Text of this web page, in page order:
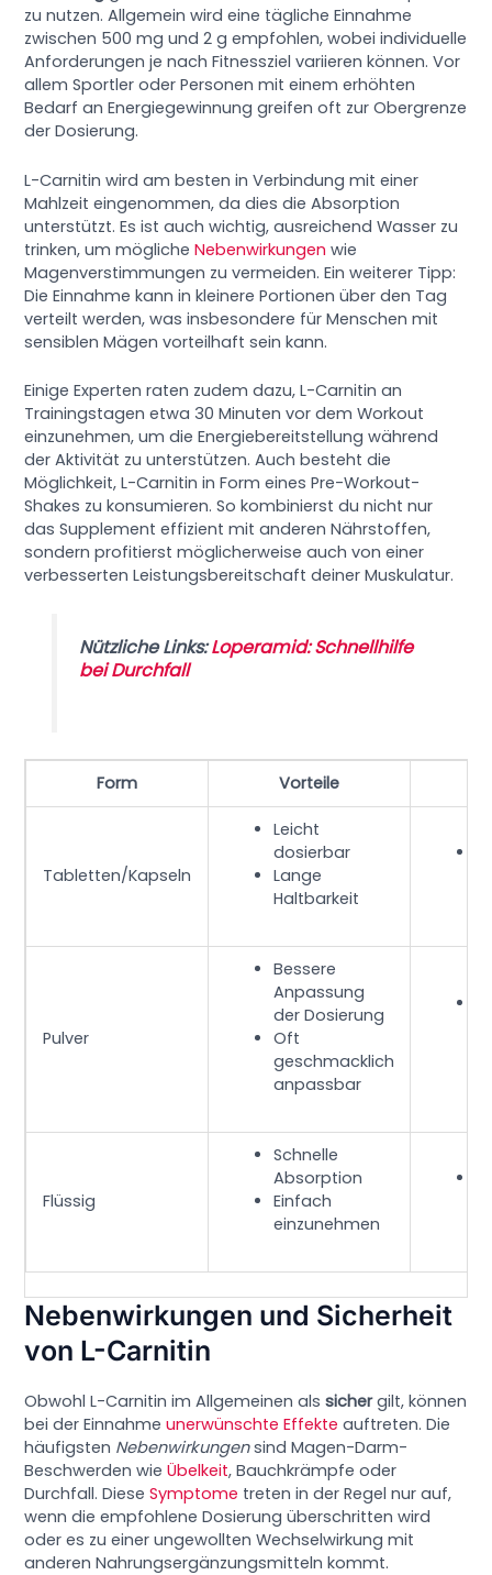
zu nutzen. Allgemein wird eine tägliche Einnahme
zwischen 500 mg und 2 g empfohlen, wobei individuelle
Anforderungen je nach Fitnessziel variieren können. Vor
allem Sportler oder Personen mit einem erhöhten
Bedarf an Energiegewinnung greifen oft zur Obergrenze
der Dosierung.
L-Carnitin wird am besten in Verbindung mit einer
Mahlzeit eingenommen, da dies die Absorption
unterstützt. Es ist auch wichtig, ausreichend Wasser zu
trinken, um möglicheNebenwirkungen wie
Magenverstimmungen zu vermeiden. Ein weiterer Tipp:
Die Einnahme kann in kleinere Portionen über den Tag
verteilt werden, was insbesondere für Menschen mit
sensiblen Mägen vorteilhaft sein kann.
Einige Experten raten zudem dazu, L-Carnitin an
Trainingstagen etwa 30 Minuten vor dem Workout
einzunehmen, um die Energiebereitstellung während
der Aktivität zu unterstützen. Auch besteht die
Möglichkeit, L-Carnitin in Form eines Pre-Workout-
Shakes zu konsumieren. So kombinierst du nicht nur
das Supplement effizient mit anderen Nährstoffen,
sondern profitierst möglicherweise auch von einer
verbesserten Leistungsbereitschaft deiner Muskulatur.
Nützliche Links:Loperamid: Schnellhilfe
bei Durchfall
Form Vorteile
Tabletten/Kapseln
Leicht
dosierbar
Lange
Haltbarkeit
Pulver
Bessere
Anpassung
der Dosierung
Oft
geschmacklich
anpassbar
Flüssig
Schnelle
Absorption
Einfach
einzunehmen
Nebenwirkungen und Sicherheit
von L-Carnitin
Obwohl L-Carnitin im Allgemeinen alssichergilt, können
bei der Einnahmeunerwünschte Effekte auftreten. Die
häufigsten Nebenwirkungensind Magen-Darm-
Beschwerden wieÜbelkeit, Bauchkrämpfe oder
Durchfall. DieseSymptome treten in der Regel nur auf,
wenn die empfohlene Dosierung überschritten wird
oder es zu einer ungewollten Wechselwirkung mit
anderen Nahrungsergänzungsmitteln kommt.